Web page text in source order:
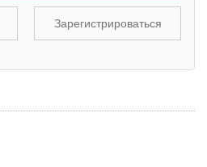
Зарегистрироваться